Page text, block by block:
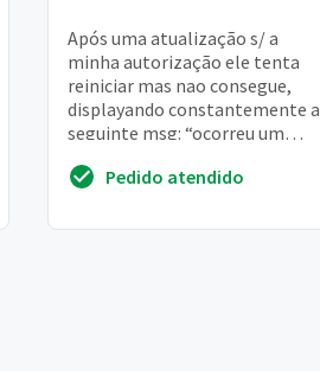
Após uma atualização s/ a
minha autorização ele tenta
reiniciar mas nao consegue,
displayando constantemente a
seguinte msg: “ocorreu um
reiniciado. Estamos ...
Pedido atendido